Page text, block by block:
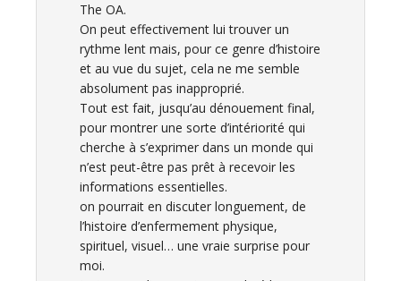
The OA.
On peut effectivement lui trouver un
rythme lent mais, pour ce genre d’histoire
et au vue du sujet, cela ne me semble
absolument pas inapproprié.
Tout est fait, jusqu’au dénouement final,
pour montrer une sorte d’intériorité qui
cherche à s’exprimer dans un monde qui
n’est peut-être pas prêt à recevoir les
informations essentielles.
on pourrait en discuter longuement, de
l’histoire d’enfermement physique,
spirituel, visuel… une vraie surprise pour
moi.